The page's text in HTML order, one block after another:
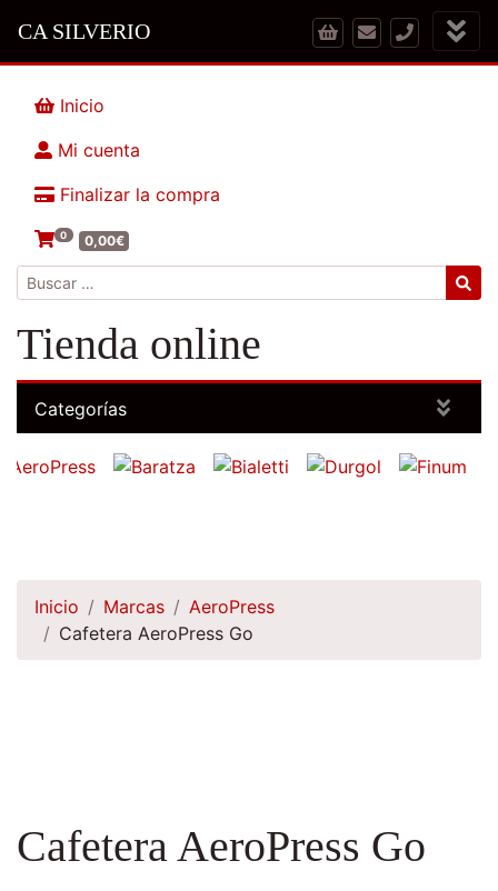
CA SILVERIO
Inicio
Mi cuenta
Finalizar la compra
0 0,00€
Buscar:
Tienda online
Categorías
Inicio Marcas
AeroPress
Cafetera AeroPress Go
Cafetera AeroPress Go